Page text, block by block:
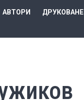
АВТОРИ ДРУКОВАНЕ